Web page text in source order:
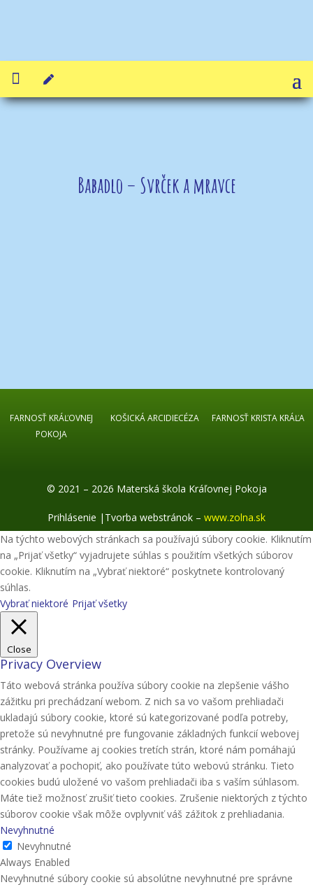
 
Babadlo – Svrček a mravce
FARNOSŤ KRÁĽOVNEJ
POKOJA
KOŠICKÁ ARCIDIECÉZA FARNOSŤ KRISTA KRÁĽA
© 2021 – 2026 Materská škola Kráľovnej Pokoja
Prihlásenie | Tvorba webstránok – www.zolna.sk
Na týchto webových stránkach sa používajú súbory cookie. Kliknutím
na „Prijať všetky“ vyjadrujete súhlas s použitím všetkých súborov
cookie. Kliknutím na „Vybrať niektoré“ poskytnete kontrolovaný
súhlas.
Vybrať niektoré Prijať všetky
Close
Privacy Overview
Táto webová stránka používa súbory cookie na zlepšenie vášho
zážitku pri prechádzaní webom. Z nich sa vo vašom prehliadači
ukladajú súbory cookie, ktoré sú kategorizované podľa potreby,
pretože sú nevyhnutné pre fungovanie základných funkcií webovej
stránky. Používame aj cookies tretích strán, ktoré nám pomáhajú
analyzovať a pochopiť, ako používate túto webovú stránku. Tieto
cookies budú uložené vo vašom prehliadači iba s vaším súhlasom.
Máte tiež možnosť zrušiť tieto cookies. Zrušenie niektorých z týchto
súborov cookie však môže ovplyvniť váš zážitok z prehliadania.
Nevyhnutné
Nevyhnutné
Always Enabled
Nevyhnutné súbory cookie sú absolútne nevyhnutné pre správne